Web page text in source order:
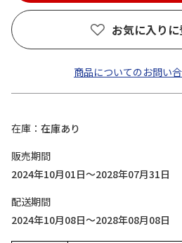
お気に入り
商品についてのお問い
在庫
在庫あり
販売期間
2024年10月01日～2028年07月31日
配送期間
2024年10月08日～2028年08月08日